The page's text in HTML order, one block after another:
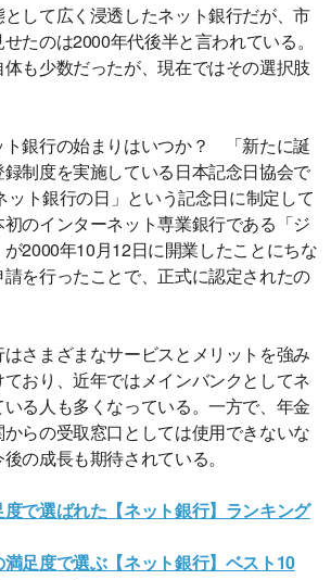
して広く浸透したネット銀行だが、市
たのは2000年代後半と言われている。
も少数だったが、現在ではその選択肢
銀行の始まりはいつか？ 「新たに誕
制度を実施している日本記念日協会で
ット銀行の日」という記念日に制定して
のインターネット専業銀行である「ジ
2000年10月12日に開業したことにちな
を行ったことで、正式に認定されたの
さまざまなサービスとメリットを強み
おり、近年ではメインバンクとしてネ
る人も多くなっている。一方で、年金
らの受取窓口としては使用できないな
の成長も期待されている。
度で選ばれた【ネット銀行】ランキング
満足度で選ぶ【ネット銀行】ベスト10